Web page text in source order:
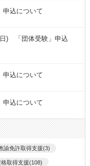
申込について
) 「団体受験」申込
申込について
申込について
諭免許取得支援(3)
格取得支援(108)